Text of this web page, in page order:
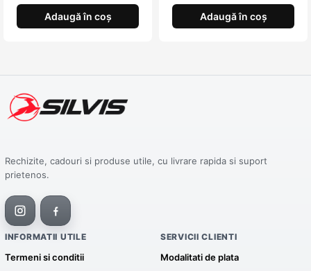
Adaugă în coș Adaugă în coș
Rechizite, cadouri si produse utile, cu livrare rapida si suport
prietenos.
INFORMATII UTILE
Termeni si conditii
SERVICII CLIENTI
Modalitati de plata